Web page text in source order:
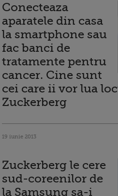
Conecteaza
aparatele din casa
la smartphone sau
fac banci de
tratamente pentru
cancer. Cine sunt
cei care ii vor lua
Zuckerberg
19 iunie 2013
Zuckerberg le cere
sud-coreenilor de
la Samsung sa-i